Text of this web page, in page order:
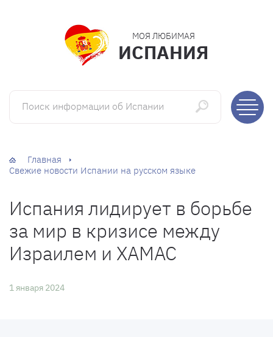
МОЯ ЛЮБИМАЯ
ИСПАНИЯ
Поиск информации об Испании
Главная
Свежие новости Испании на русском языке
Испания лидирует в борьбе
за мир в кризисе между
Израилем и ХАМАС
1 января 2024